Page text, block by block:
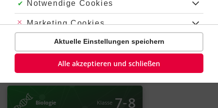
#Hormondrüsen
Zugehörige Videos und Aufgaben
Biologie Klasse 7‐8
Akzeptiert:
Notwendige Cookies
Abgelehnt:
Marketing Cookies
Abgelehnt:
Personalisierungs-Cookies
Aktuelle Einstellungen speichern
Alle akzeptieren und schließen